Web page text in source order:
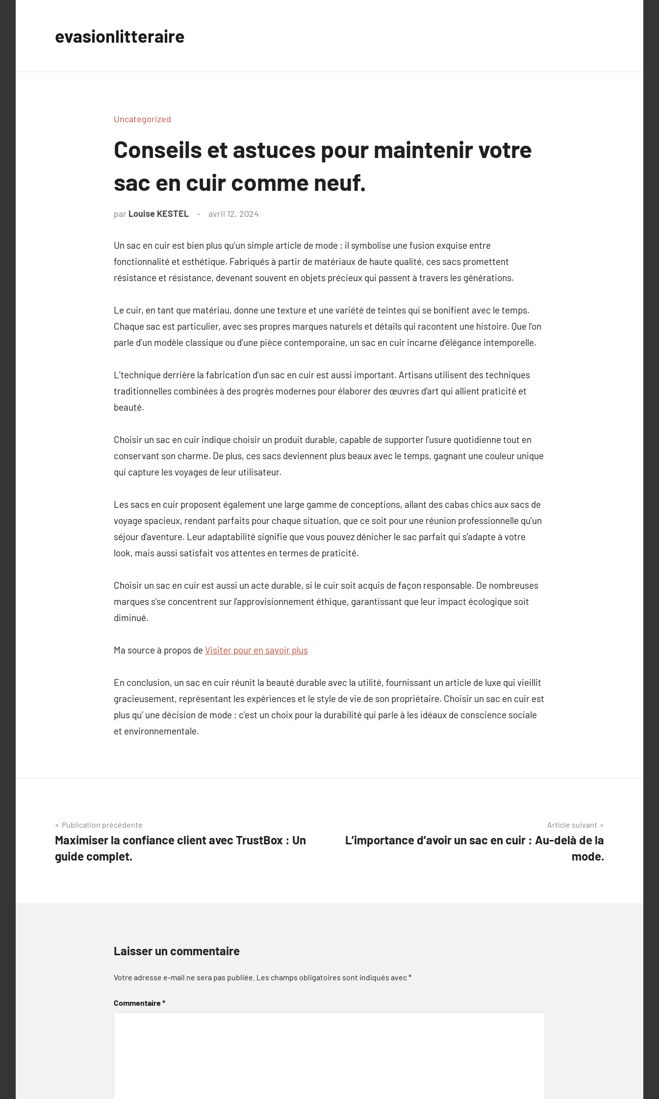
evasionlitteraire
Uncategorized
Conseils et astuces pour maintenir votre
sac en cuir comme neuf.
par Louise KESTEL avril 12, 2024
Un sac en cuir est bien plus qu’un simple article de mode ; il symbolise une fusion exquise entre
fonctionnalité et esthétique. Fabriqués à partir de matériaux de haute qualité, ces sacs promettent
résistance et résistance, devenant souvent en objets précieux qui passent à travers les générations.
Le cuir, en tant que matériau, donne une texture et une variété de teintes qui se bonifient avec le temps.
Chaque sac est particulier, avec ses propres marques naturels et détails qui racontent une histoire. Que l’on
parle d’un modèle classique ou d’une pièce contemporaine, un sac en cuir incarne d’élégance intemporelle.
L’technique derrière la fabrication d’un sac en cuir est aussi important. Artisans utilisent des techniques
traditionnelles combinées à des progrès modernes pour élaborer des œuvres d’art qui allient praticité et
beauté.
Choisir un sac en cuir indique choisir un produit durable, capable de supporter l’usure quotidienne tout en
conservant son charme. De plus, ces sacs deviennent plus beaux avec le temps, gagnant une couleur unique
qui capture les voyages de leur utilisateur.
Les sacs en cuir proposent également une large gamme de conceptions, allant des cabas chics aux sacs de
voyage spacieux, rendant parfaits pour chaque situation, que ce soit pour une réunion professionnelle qu’un
séjour d’aventure. Leur adaptabilité signifie que vous pouvez dénicher le sac parfait qui s’adapte à votre
look, mais aussi satisfait vos attentes en termes de praticité.
Choisir un sac en cuir est aussi un acte durable, si le cuir soit acquis de façon responsable. De nombreuses
marques s’se concentrent sur l’approvisionnement éthique, garantissant que leur impact écologique soit
diminué.
Ma source à propos de Visiter pour en savoir plus
En conclusion, un sac en cuir réunit la beauté durable avec la utilité, fournissant un article de luxe qui vieillit
gracieusement, représentant les expériences et le style de vie de son propriétaire. Choisir un sac en cuir est
plus qu’ une décision de mode ; c’est un choix pour la durabilité qui parle à les idéaux de conscience sociale
et environnementale.
Navigation
de
l’article
Publication précédente
Maximiser la confiance client avec TrustBox : Un
guide complet.
Article suivant
L’importance d’avoir un sac en cuir : Au-delà de la
mode.
Laisser un commentaire
Votre adresse e-mail ne sera pas publiée. Les champs obligatoires sont indiqués avec*
Commentaire*